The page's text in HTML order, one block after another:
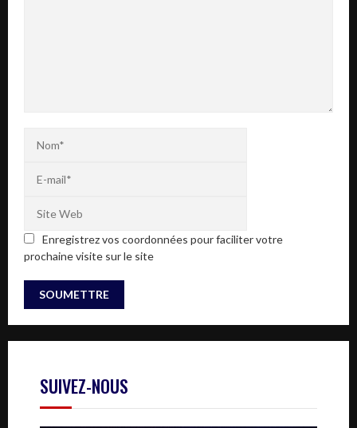
Enregistrez vos coordonnées pour faciliter votre
prochaine visite sur le site
SUIVEZ-NOUS